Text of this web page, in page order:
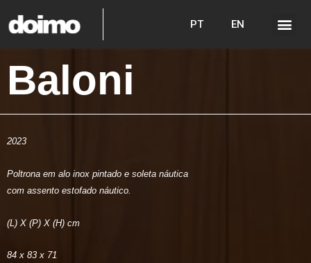
PT EN
Baloni
2023
Poltrona em alo inox pintado e soleta náutica
com assento estofado náutico.
(L) X (P) X (H) cm
84 x 83 x 71